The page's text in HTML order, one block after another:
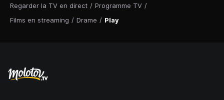
Regarder la TV en direct / Programme TV /
Films en streaming / Drame / Play